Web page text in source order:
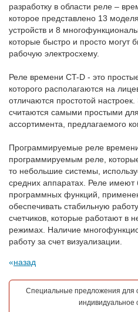
разработку в области реле –
которое представлено 13
устройств и 8
которые быстро и просто могут
рабочую электросхему.
Реле времени CT-D - это
которого располагаются на
отличаются простотой
считаются самыми простыми
ассортимента, предлагаемого
Программируемые реле
программируемым реле,
то небольшие системы,
средних аппаратах. Реле имеют
программных функций,
обеспечивать стабильную
счетчиков, которые работают в
режимах. Наличие
работу за счет визуализации.
назад
Специальные предложения для
индивидуальное